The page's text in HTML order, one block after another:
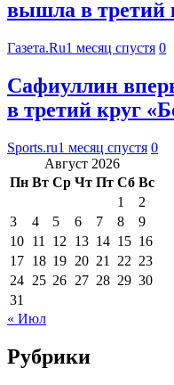
вышла в третий
Газета.Ru1 месяц спустя 0
Сафиуллин
в третий круг
Sports.ru1 месяц спустя 0
Август 2026
Пн Вт Ср Чт Пт Сб Вс
1
2
3
4 5 6 7 8
9
10 11 12 13 14 15 16
17 18 19 20 21 22 23
24 25 26 27 28 29 30
31
« Июл
Рубрики